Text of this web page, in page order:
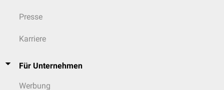
Presse
Karriere
Für Unternehmen
Werbung